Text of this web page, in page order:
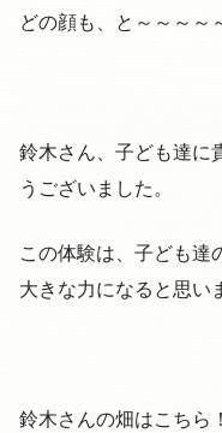
どの顔も、と～～～～
鈴木さん、子ども達に
うございました。
この体験は、子ども達
大きな力になると思い
鈴木さんの畑はこちら！